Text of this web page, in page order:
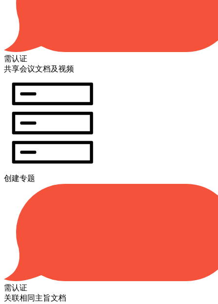
需认证
共享会议文档及视频
创建专题
需认证
关联相同主旨文档